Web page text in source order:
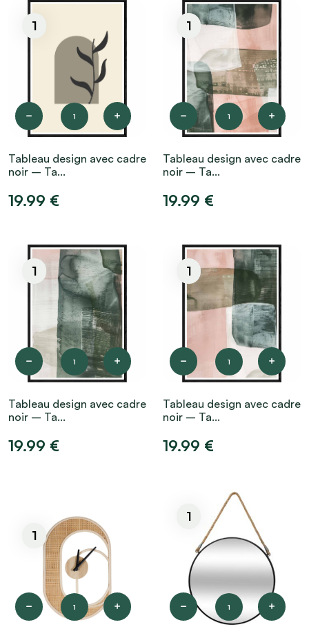
1
1
Tableau design avec cadre
noir – Ta...
19.99 €
1
1
Tableau design avec cadre
noir – Ta...
19.99 €
1
1
Tableau design avec cadre
noir – Ta...
19.99 €
1
1
Tableau design avec cadre
noir – Ta...
19.99 €
1
1
1
1